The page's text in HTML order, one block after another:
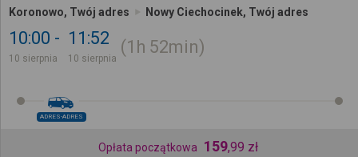
Koronowo, Twój adres Nowy Ciechocinek, Twój adres
10:00
10 sierpnia
11:52
10 sierpnia
1h 52min
ADRES-ADRES
Opłata początkowa 159,99 zł